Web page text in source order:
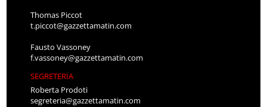
Thomas Piccot
t.piccot@gazzettamatin.com
Fausto Vassoney
f.vassoney@gazzettamatin.com
SEGRETERIA
Roberta Prodoti
segreteria@gazzettamatin.com